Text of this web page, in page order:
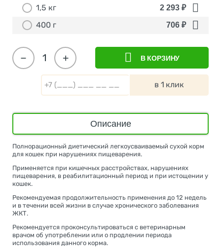
1,5 кг 2 293 ₽
400 г 706 ₽
+
− В КОРЗИНУ
в 1 клик
Описание
Полнорационный диетический легкоусваиваемый сухой корм
для кошек при нарушениях пищеварения.
Применяется при кишечных расстройствах, нарушениях
пищеварения, в реабилитационный период и при истощении у
кошек.
Рекомендуемая продолжительность применения до 12 недель
и в течении всей жизни в случае хронического заболевания
ЖКТ.
Рекомендуется проконсультироваться с ветеринарным
врачом об употреблении или о продлении периода
использования данного корма.